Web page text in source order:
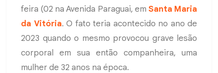
feira (02 na Avenida Paraguai, em Santa Maria
da Vitória. O fato teria acontecido no ano de
2023 quando o mesmo provocou grave lesão
corporal em sua então companheira, uma
mulher de 32 anos na época.